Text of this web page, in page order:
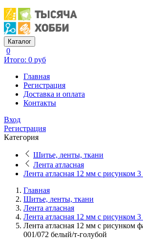
Каталог
0
Итого: 0 руб
Главная
Регистрация
Доставка и оплата
Контакты
Вход
Регистрация
Категория
Шитье, ленты, ткани
Лента атласная
Лента атласная 12 мм с рисунком 3
Главная
Шитье, ленты, ткани
Лента атласная
Лента атласная 12 мм с рисунком 3
Лента атласная 12 мм с рисунком
001/072 белый/т-голубой